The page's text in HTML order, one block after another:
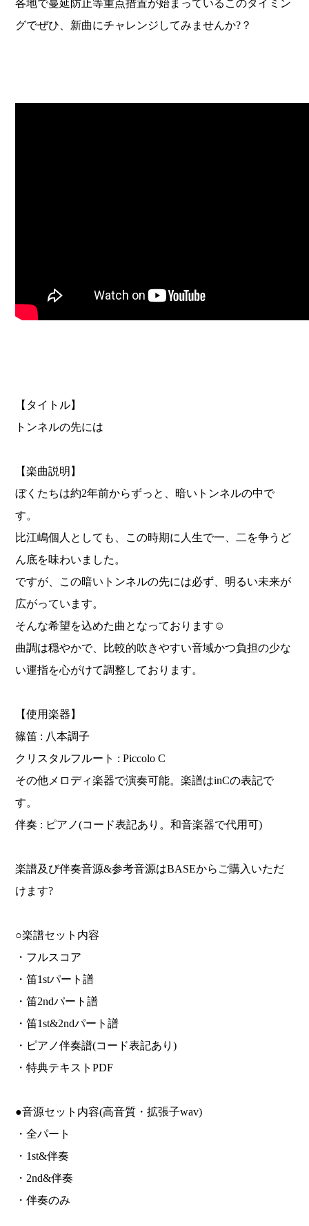
各地で蔓延防止等重点措置が始まっているこのタイミン
グでぜひ、新曲にチャレンジしてみませんか?？
【タイトル】
トンネルの先には
【楽曲説明】
ぼくたちは約2年前からずっと、暗いトンネルの中で
す。
比江嶋個人としても、この時期に人生で一、二を争うど
ん底を味わいました。
ですが、この暗いトンネルの先には必ず、明るい未来が
広がっています。
そんな希望を込めた曲となっております☺️
曲調は穏やかで、比較的吹きやすい音域かつ負担の少な
い運指を心がけて調整しております。
【使用楽器】
篠笛 : 八本調子
クリスタルフルート : Piccolo C
その他メロディ楽器で演奏可能。楽譜はinCの表記で
す。
伴奏 : ピアノ(コード表記あり。和音楽器で代用可)
楽譜及び伴奏音源&参考音源はBASEからご購入いただ
けます?
○楽譜セット内容
・フルスコア
・笛1stパート譜
・笛2ndパート譜
・笛1st&2ndパート譜
・ピアノ伴奏譜(コード表記あり)
・特典テキストPDF
●音源セット内容(高音質・拡張子wav)
・全パート
・1st&伴奏
・2nd&伴奏
・伴奏のみ